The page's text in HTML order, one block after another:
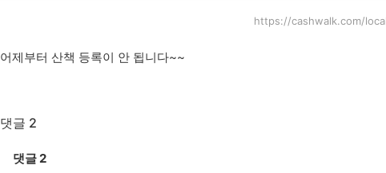
https://cashwalk.com/
어제부터 산책 등록이 안 됩니다~~
댓글 2
댓글2